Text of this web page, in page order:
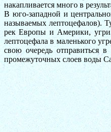
накапливается много в
В юго-западной и
называемых лептоцефалов).
рек Европы и Америки,
лептоцефала в маленького
свою очередь отправиться
промежуточных слоев воды